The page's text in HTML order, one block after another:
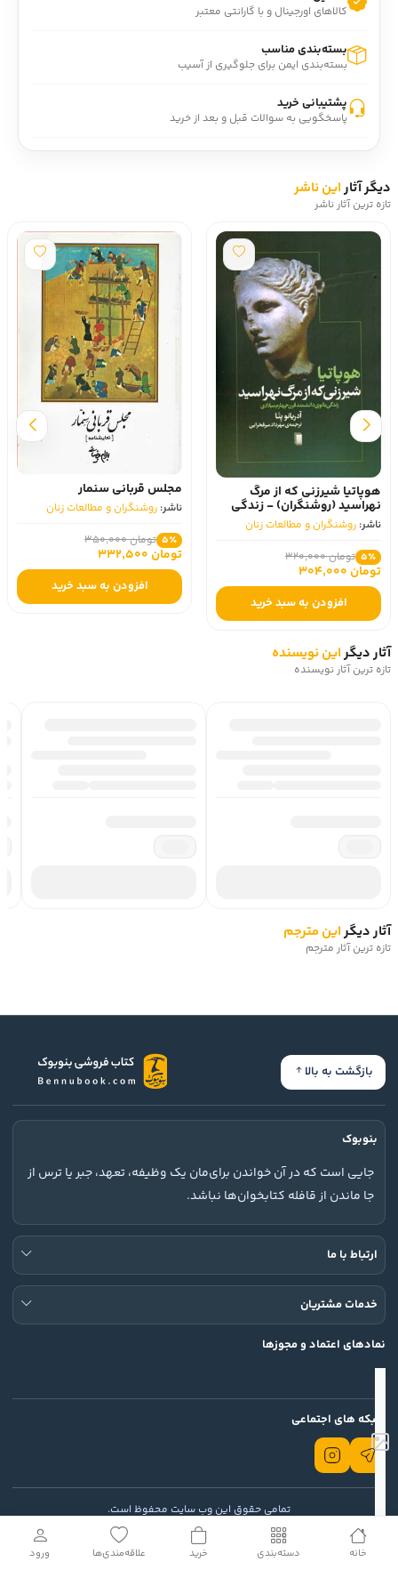
ورود علاقه‌مندی‌ها خرید دسته‌بندی خانه
مقاله‌نويس، داستان‌نويس، مترجم و شاعر ايراني.
رتبه گودريدز: 3/98 از 5.
کالاهای اورجینال و با گارانتی معتبر
بسته‌بندی مناسب
بسته‌بندی ایمن برای جلوگیری از آسیب
پشتیبانی خرید
پاسخگویی به سوالات قبل و بعد از خرید
دیگر آثاراین ناشر
تازه ترین آثار ناشر
هوپاتیا شیرزنی که از مرگ
نهراسید (روشنگران) - زندگی
بانوی دانشمند قرن چهارم
میلادیناشر: روشنگران و مطالعات زنان
5٪ تومان 320,000
تومان 304,000
افزودن به سبد خرید
مجلس قربانی سنمار
ناشر: روشنگران و مطالعات زنان
5٪ تومان 350,000
تومان 332,500
افزودن به سبد خرید
آثار دیگراین نویسنده
تازه ترین آثار نویسنده
آثار دیگراین مترجم
تازه ترین آثار مترجم
بازگشت به بالا
بنوبوک
جایی است که در آن خواندن برای‌مان یک وظیفه، تعهد، جبر یا ترس از
جا ماندن از قافله کتابخوان‌ها نباشد.
ارتباط با ما
خدمات مشتریان
نمادهای اعتماد و مجوزها
شبکه های اجتماعی
تمامی حقوق این وب سایت محفوظ است.